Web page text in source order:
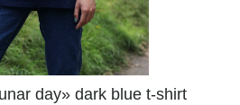
day» dark blue t-shirt